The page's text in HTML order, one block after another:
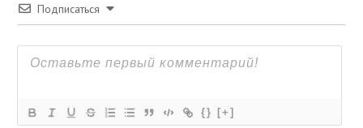
Подписаться
{} [+]